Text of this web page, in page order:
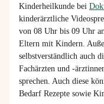
Kinderheilkunde bei
kinderärztliche
von 08 Uhr bis 09 Uhr
Eltern mit Kindern.
selbstverständlich auch
Fachärzten und -
sprechen. Auch diese
Bedarf Rezepte sowie